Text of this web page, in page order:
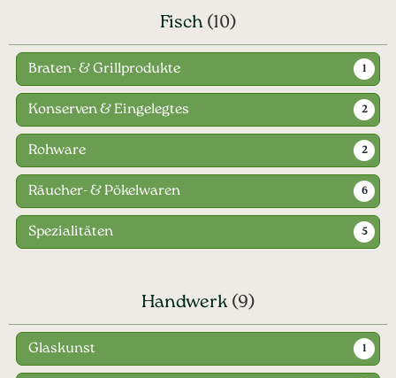
Fisch (10)
Braten- & Grillprodukte 1
Konserven & Eingelegtes 2
Rohware 2
Räucher- & Pökelwaren 6
Spezialitäten 5
Handwerk (9)
Glaskunst 1